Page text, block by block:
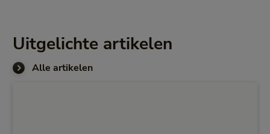
Uitgelichte artikelen
Alle artikelen